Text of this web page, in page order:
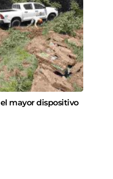
mayor dispositivo